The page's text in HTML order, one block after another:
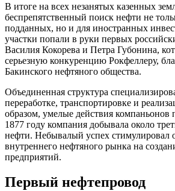
В итоге на всех незанятых казенных
беспрепятственный поиск нефти не
подданных, но и для иностранных
участки попали в руки первых
Василия Кокорева и Петра Губонина,
серьезную конкуренцию Рокфеллеру,
Бакинского нефтяного общества.
Объединенная структура
переработке, транспортировке и
образом, умелые действия компаньонов
1877 году компания добывала около
нефти. Небывалый успех стимулировал
внутреннего нефтяного рынка на
предприятий.
Первый нефтепровод